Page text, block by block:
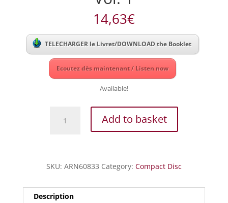
14,63€
TELECHARGER le Livret/DOWNLOAD the Booklet
Ecoutez dès maintenant / Listen now
Available!
roue
1
Add to basket
SKU: ARN60833 Category: Compact Disc
Description